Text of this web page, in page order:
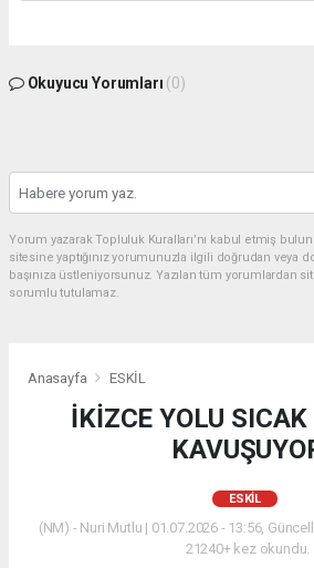
Okuyucu Yorumları (0)
Yorum yazarak Topluluk Kuralları’nı kabul etmiş
sitesine yaptığınız yorumunuzla ilgili doğrudan veya
başınıza üstleniyorsunuz. Yazılan tüm yorumlardan
sorumlu tutulamaz.
Anasayfa ESKİL
İKİZCE YOLU
ESKİL
(NM) - Nuri Mutlu | 01.07.2026 - 13:56,
21240+ kez okundu.